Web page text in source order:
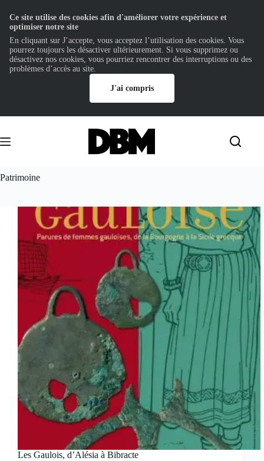
contenu
Patrimoine
Les Gaulois, d’Alésia à Bibracte
Ce site utilise des cookies afin d'améliorer votre expérience et
optimiser notre site
En cliquant sur J’accepte, vous acceptez l’utilisation des cookies. Vous
pourrez toujours les désactiver ultérieurement. Si vous supprimez ou
désactivez nos cookies, vous pourriez rencontrer des interruptions ou des
problèmes d’accès au site.
J'ai compris